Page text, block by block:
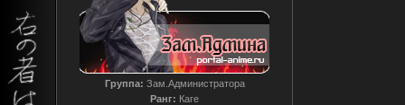
Группа: Зам.Администратора
Ранг: Каге